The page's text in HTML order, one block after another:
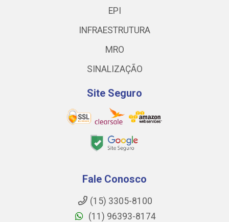
EPI
INFRAESTRUTURA
MRO
SINALIZAÇÃO
Site Seguro
Fale Conosco
(15) 3305-8100
(11) 96393-8174